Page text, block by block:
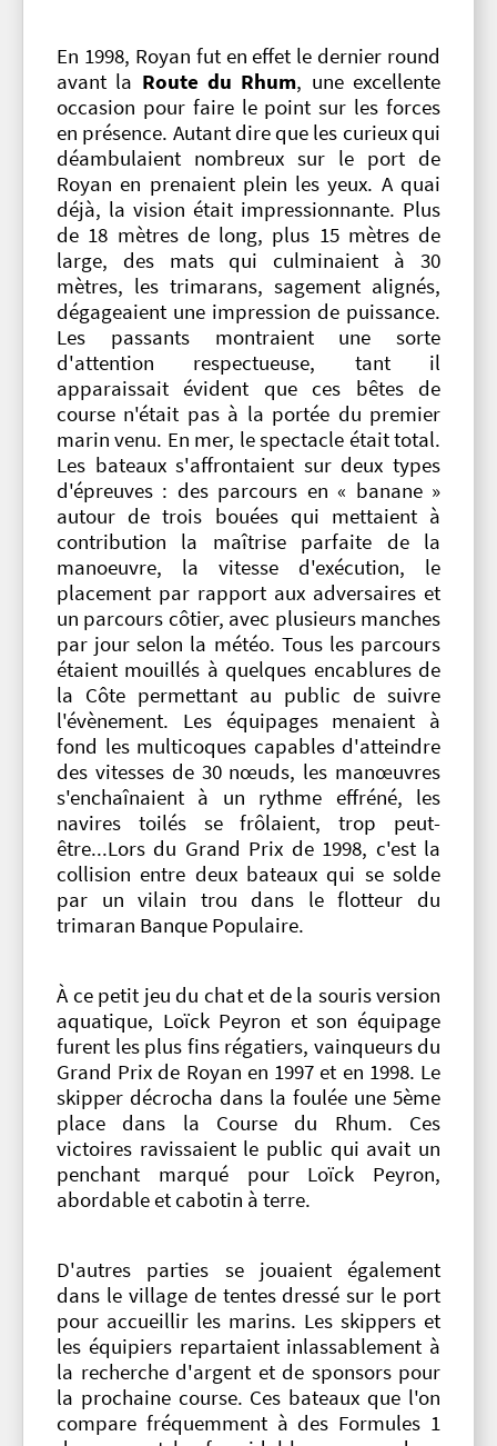
En 1998, Royan fut en effet le dernier round
avant la Route du Rhum, une excellente
occasion pour faire le point sur les forces
en présence. Autant dire que les curieux qui
déambulaient nombreux sur le port de
Royan en prenaient plein les yeux. A quai
déjà, la vision était impressionnante. Plus
de 18 mètres de long, plus 15 mètres de
large, des mats qui culminaient à 30
mètres, les trimarans, sagement alignés,
dégageaient une impression de puissance.
Les passants montraient une sorte
d'attention respectueuse, tant il
apparaissait évident que ces bêtes de
course n'était pas à la portée du premier
marin venu. En mer, le spectacle était total.
Les bateaux s'affrontaient sur deux types
d'épreuves : des parcours en « banane »
autour de trois bouées qui mettaient à
contribution la maîtrise parfaite de la
manoeuvre, la vitesse d'exécution, le
placement par rapport aux adversaires et
un parcours côtier, avec plusieurs manches
par jour selon la météo. Tous les parcours
étaient mouillés à quelques encablures de
la Côte permettant au public de suivre
l'évènement. Les équipages menaient à
fond les multicoques capables d'atteindre
des vitesses de 30 nœuds, les manœuvres
s'enchaînaient à un rythme effréné, les
navires toilés se frôlaient, trop peut-
être...Lors du Grand Prix de 1998, c'est la
collision entre deux bateaux qui se solde
par un vilain trou dans le flotteur du
trimaran Banque Populaire.
À ce petit jeu du chat et de la souris version
aquatique, Loïck Peyron et son équipage
furent les plus fins régatiers, vainqueurs du
Grand Prix de Royan en 1997 et en 1998. Le
skipper décrocha dans la foulée une 5ème
place dans la Course du Rhum. Ces
victoires ravissaient le public qui avait un
penchant marqué pour Loïck Peyron,
abordable et cabotin à terre.
D'autres parties se jouaient également
dans le village de tentes dressé sur le port
pour accueillir les marins. Les skippers et
les équipiers repartaient inlassablement à
la recherche d'argent et de sponsors pour
la prochaine course. Ces bateaux que l'on
compare fréquemment à des Formules 1